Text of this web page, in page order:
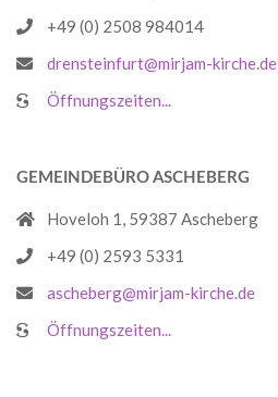
+49 (0) 2508 984014
drensteinfurt@mirjam-kirche.de
Öffnungszeiten...
GEMEINDEBÜRO ASCHEBERG
Hoveloh 1, 59387 Ascheberg
+49 (0) 2593 5331
ascheberg@mirjam-kirche.de
Öffnungszeiten...